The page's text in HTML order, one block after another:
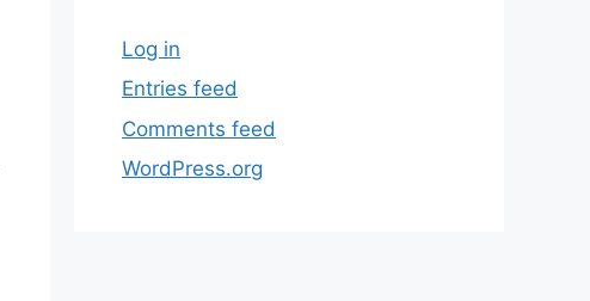
Log in
Entries feed
Comments feed
WordPress.org